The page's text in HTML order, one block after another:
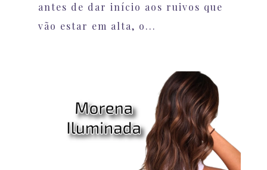
antes de dar início aos ruivos que
vão estar em alta, o...